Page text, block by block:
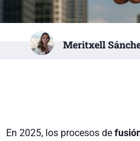
Meritxell
En 2025, los procesos de